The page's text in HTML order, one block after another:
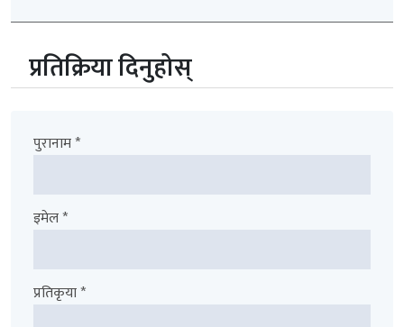
प्रतिक्रिया दिनुहोस्
पुरानाम *
इमेल *
प्रतिकृया *